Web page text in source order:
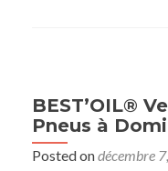
BEST’OIL®
Pneus à
Posted ondécembre